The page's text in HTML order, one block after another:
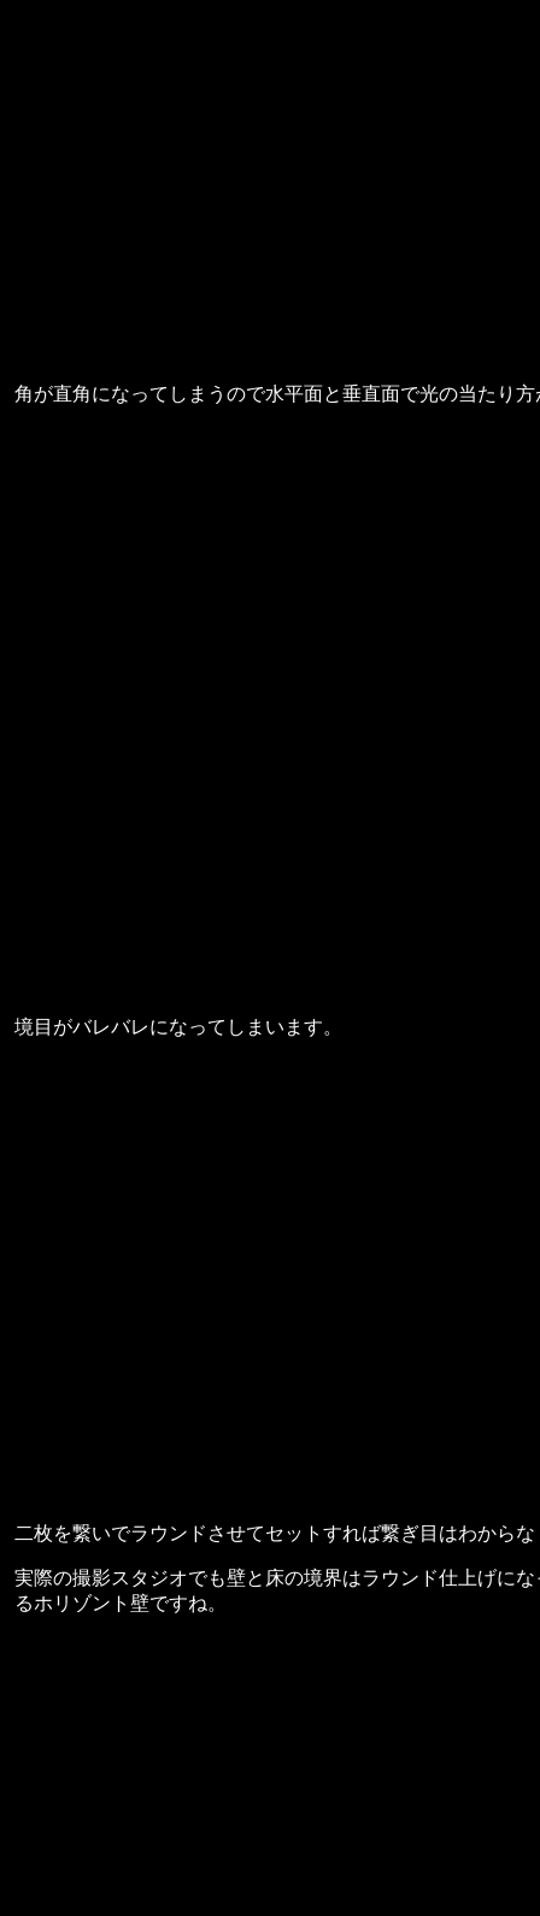
角が直角になってしまうので水平面と垂直面で光の当たり
境目がバレバレになってしまいます。
二枚を繋いでラウンドさせてセットすれば繋ぎ目はわから
実際の撮影スタジオでも壁と床の境界はラウンド仕上げに
るホリゾント壁ですね。